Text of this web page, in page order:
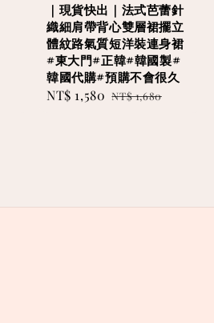
｜現貨快出｜法式芭蕾針
織細肩帶背心雙層裙擺立
體紋路氣質短洋裝連身裙
#東大門#正韓#韓國製#
韓國代購#預購不會很久
Sale
NT$ 1,580 Regular
NT$ 1,680